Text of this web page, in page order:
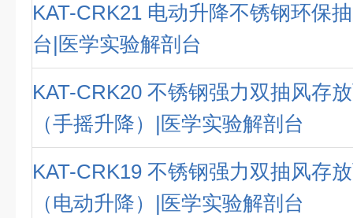
KAT-CRK21 电动升降不锈钢环保
台|医学实验解剖台
KAT-CRK20 不锈钢强力双抽风存
（手摇升降）|医学实验解剖台
KAT-CRK19 不锈钢强力双抽风存
（电动升降）|医学实验解剖台